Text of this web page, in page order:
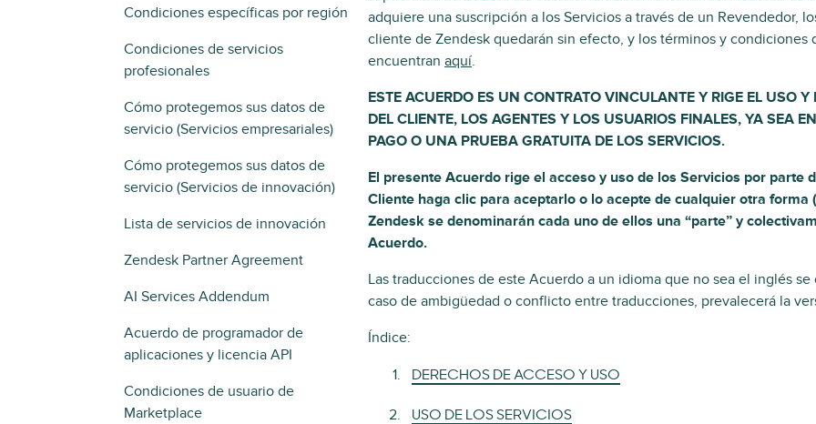
Condiciones específicas por región
Condiciones de servicios
profesionales
Cómo protegemos sus datos de
servicio (Servicios empresariales)
Cómo protegemos sus datos de
servicio (Servicios de innovación)
Lista de servicios de innovación
Zendesk Partner Agreement
AI Services Addendum
Acuerdo de programador de
aplicaciones y licencia API
Condiciones de usuario de
Marketplace
adquiere una suscripción a los Servicios a través de un Revendedor,
cliente de Zendesk quedarán sin efecto, y los términos y condiciones
encuentran aquí.
ESTE ACUERDO ES UN CONTRATO VINCULANTE Y RIGE EL USO
DEL CLIENTE, LOS AGENTES Y LOS USUARIOS FINALES, YA SEA
PAGO O UNA PRUEBA GRATUITA DE LOS SERVICIOS.
El presente Acuerdo rige el acceso y uso de los Servicios por parte
Cliente haga clic para aceptarlo o lo acepte de cualquier otra forma
Zendesk se denominarán cada uno de ellos una “parte” y
Acuerdo.
Las traducciones de este Acuerdo a un idioma que no sea el inglés
caso de ambigüedad o conflicto entre traducciones, prevalecerá la
Índice:
DERECHOS DE ACCESO Y USO
USO DE LOS SERVICIOS